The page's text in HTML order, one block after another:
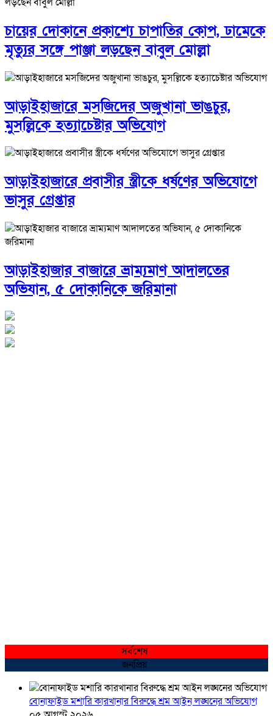
চায়ের দোকানে প্রকাশ্যে চাপাতির কোপ, ঢামেকে
মৃত্যুর সঙ্গে পাঞ্জা লড়ছেন বাবুল মোল্লা
আড়াইহাজারে মস‌জি‌দের অজুখানা ভাঙচুর,
মুসল্লিকে হত্যাচেষ্টার অভিযোগ
আড়াইহাজারে প্রবাসীর স্ত্রীকে ধর্ষণের অভিযোগে
ভাসুর গ্রেপ্তার
আড়াইহাজার বাজারে ভ্রাম্যমাণ আদালতের
অভিযান, ৫ দোকানিকে জরিমানা
সর্বশেষ
জনপ্রিয়
বোনাফাইড মশারি কারখানার বিরুদ্ধে শ্রম আইন লঙ্ঘনের অভিযোগ